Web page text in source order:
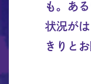
も。あ
状況が
きりと